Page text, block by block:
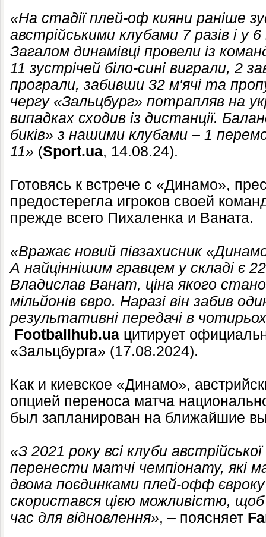
«На стадії плей-оф кияни раніше
австрійськими клубами 7 разів і у
Загалом динамівці провели із
11 зустрічей біло-сині виграли, 2
програли, забивши 32 м'ячі та
чергу «Зальцбург» потрапляв на
випадках сходив із дистанції.
биків» з нашими клубами – 1
11» (Sport.ua, 14.08.24).
Готовясь к встрече с «Динамо»,
предостерегла игроков своей
прежде всего Пихаленка и Ваната.
«Вражає новий півзахисник
А найціннішим гравцем у складі є
Владислав Ванат, ціна якого
мільйонів євро. Наразі він забив
результативні передачі в
Footballhub.ua цитирует
«Зальцбурга» (17.08.2024).
Как и киевское «Динамо»,
опцией переноса матча
был запланирован на ближайшие
«З 2021 року всі клуби
перенести матчі чемпіонату, які
двома поєдинками плей-офф
скористався цією можливістю,
час для відновлення», – поясняет